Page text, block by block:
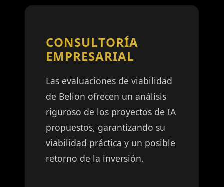
CONSULTORÍA
EMPRESARIAL
Las evaluaciones de viabilidad
de Belion ofrecen un análisis
riguroso de los proyectos de IA
propuestos, garantizando su
viabilidad práctica y un posible
retorno de la inversión.